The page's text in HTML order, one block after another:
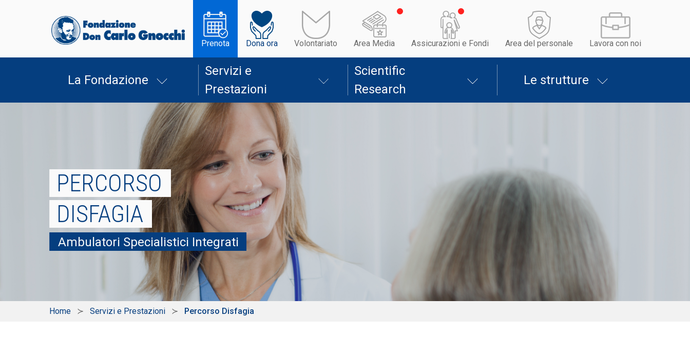
Prenota Dona ora Volontariato Area Media Assicurazioni e Fondi Area del personale Lavora con noi
La Fondazione
Servizi e
Prestazioni
Scientific
Research
Le strutture
PERCORSO
DISFAGIA
Ambulatori Specialistici Integrati
Home Servizi e Prestazioni Percorso Disfagia